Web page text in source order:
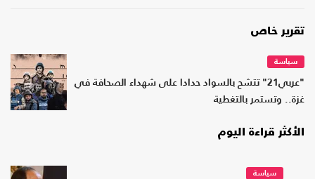
تقرير خاص
سياسة
"عربي21" تتشح بالسواد حدادا على شهداء الصحافة في
غزة.. وتستمر بالتغطية
الأكثر قراءة اليوم
سياسة